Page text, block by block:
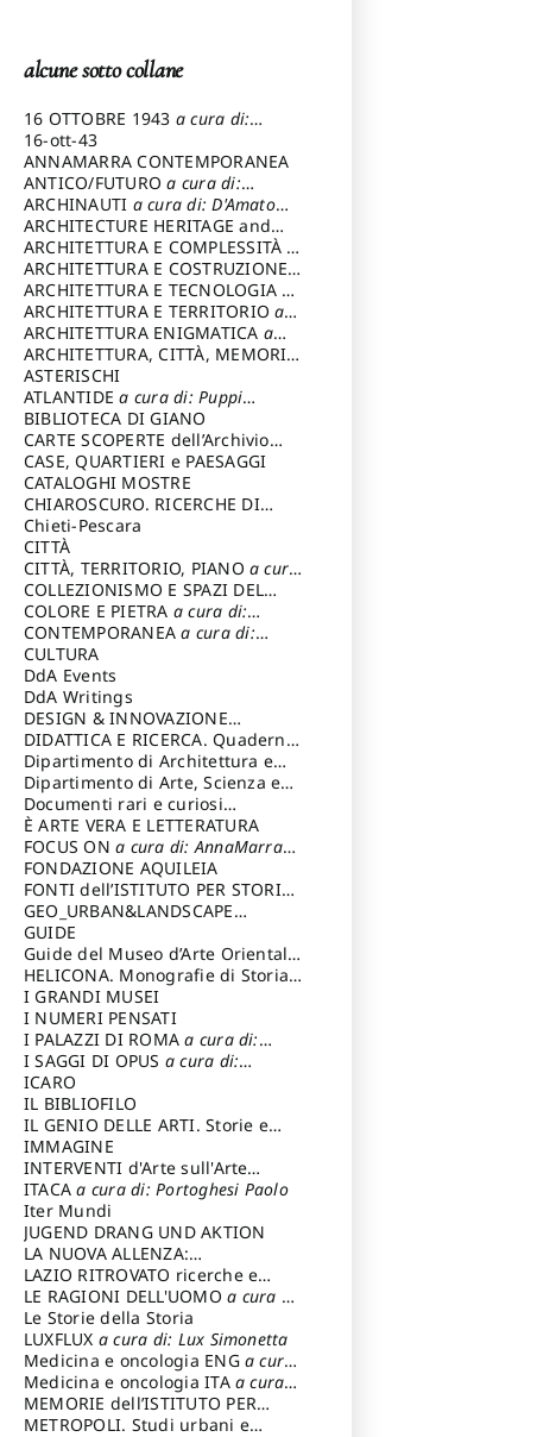
alcune sotto collane
16 OTTOBRE 1943 a cura di:
Pezzetti Marcello
16-ott-43
ANNAMARRA CONTEMPORANEA
ANTICO/FUTUROa cura di:
Varagnoli Claudio
ARCHINAUTI a cura di: D'Amato
Claudio
ARCHITECTURE HERITAGE and
DESIGN
ARCHITETTURA E COMPLESSITÀ a
cura di: Piva Antonio
ARCHITETTURA E COSTRUZIONEa
cura di: Poretti Sergio
ARCHITETTURA E TECNOLOGIA a
cura di: Carrara Gianfranco
ARCHITETTURA E TERRITORIOa
cura di: Pietrogrande Enrico
ARCHITETTURA ENIGMATICA a
cura di: Lenci Ruggero
ARCHITETTURA, CITTÀ, MEMORIA
a cura di: Valeriani Enrico
ASTERISCHI
ATLANTIDEa cura di: Puppi
Lionello
BIBLIOTECA DI GIANO
CARTE SCOPERTE dell’Archivio
Storico Capitolino
CASE, QUARTIERI e PAESAGGI
CATALOGHI MOSTRE
CHIAROSCURO. RICERCHE DI
STORIA E STORIA DELL'ARTE
cura di: Di Carpegna Falconieri
Tommaso
Chieti-Pescara
CITTÀ
CITTÀ, TERRITORIO, PIANO a cura
di: Imbesi Giuseppe
COLLEZIONISMO E SPAZI DEL
COLLEZIONISMO a cura di:
Magnani Lauro
COLORE E PIETRA a cura di:
Selvaggi Giuseppe
CONTEMPORANEAa cura di:
Gubinelli Luna
CULTURA
DdA Events
DdA Writings
DESIGN & INNOVAZIONE
TECNOLOGICAa cura di: Vallicelli
Andrea
DIDATTICA E RICERCA. Quaderni
della Scuola
Dipartimento di Architettura e
Analisi della Città Mediterranea
Dipartimento di Arte, Scienza e
Tecnica del Costuire
Documenti rari e curiosi
dall'Archivio Segreto
È ARTE VERA E LETTERATURA
FOCUS ONa cura di: AnnaMarra
Contemporanea
FONDAZIONE AQUILEIA
FONTI dell’ISTITUTO PER STORIA
DEL RISORGIMENTO
GEO_URBAN&LANDSCAPE
PLANNING (GULP)
Trusiani Elio
GUIDE
Guide del Museo d’Arte Orientale
“Giuseppe Tucci”
HELICONA. Monografie di Storia
dell'Artea cura di: Gallo Marco
I GRANDI MUSEI
I NUMERI PENSATI
I PALAZZI DI ROMAa cura di:
Ippoliti Alessandro
I SAGGI DI OPUS a cura di:
Scalesse Tommaso
ICARO
IL BIBLIOFILO
IL GENIO DELLE ARTI. Storie e
interpretazione
IMMAGINE
INTERVENTI d'Arte sull'Arte
dedicata alla cultura della
conservazione d’arte
Fondazione Paola Droghetti onlus
ITACAa cura di: Portoghesi Paolo
Iter Mundi
JUGEND DRANG UND AKTION
LA NUOVA ALLENZA:
ARCHITETTURA & AMBIENTE
LAZIO RITROVATO ricerche e
restauri
LE RAGIONI DELL'UOMOa cura di:
Lombardi Satriani Luigi
Le Storie della Storia
LUXFLUX a cura di: Lux Simonetta
Medicina e oncologia ENG a cura
di: Lopez Massimo
Medicina e oncologia ITA a cura
di: Lopez Massimo
MEMORIE dell’ISTITUTO PER
STORIA DEL RISORGIMENTO
METROPOLI. Studi urbani e